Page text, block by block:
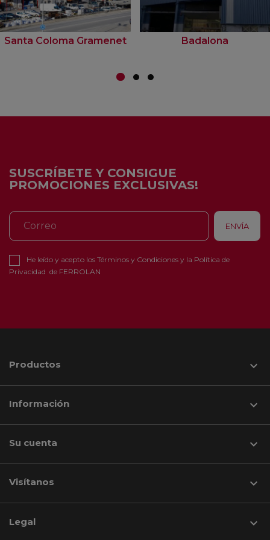
Santa Coloma Gramenet Badalona
SUSCRÍBETE Y CONSIGUE
PROMOCIONES EXCLUSIVAS!
He leído y acepto los Términos y Condiciones y la Política de
Privacidad de FERROLAN
Productos 
Información 
Su cuenta 
Visítanos keyboard_arrow_down
Legal 